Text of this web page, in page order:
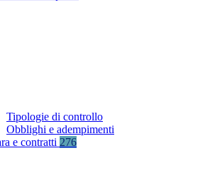
Tipologie di controllo
Obblighi e adempimenti
e contratti 276